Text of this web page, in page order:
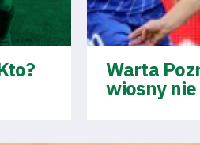
Warta
wiosny